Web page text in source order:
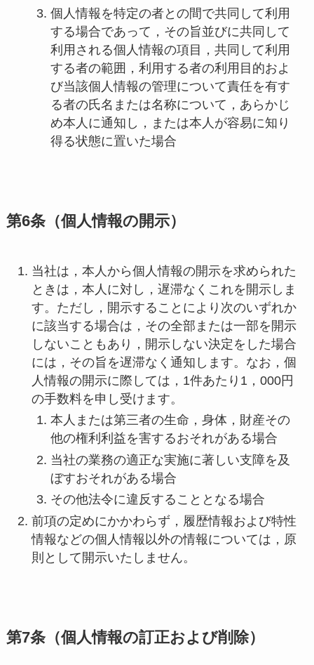
個人情報を特定の者との間で共同して利用
する場合であって，その旨並びに共同して
利用される個人情報の項目，共同して利用
する者の範囲，利用する者の利用目的およ
び当該個人情報の管理について責任を有す
る者の氏名または名称について，あらかじ
め本人に通知し，または本人が容易に知り
得る状態に置いた場合
第6条（個人情報の開示）
当社は，本人から個人情報の開示を求められた
ときは，本人に対し，遅滞なくこれを開示しま
す。ただし，開示することにより次のいずれか
に該当する場合は，その全部または一部を開示
しないこともあり，開示しない決定をした場合
には，その旨を遅滞なく通知します。なお，個
人情報の開示に際しては，1件あたり1，000円
の手数料を申し受けます。
本人または第三者の生命，身体，財産その
他の権利利益を害するおそれがある場合
当社の業務の適正な実施に著しい支障を及
ぼすおそれがある場合
その他法令に違反することとなる場合
前項の定めにかかわらず，履歴情報および特性
情報などの個人情報以外の情報については，原
則として開示いたしません。
第7条（個人情報の訂正および削除）